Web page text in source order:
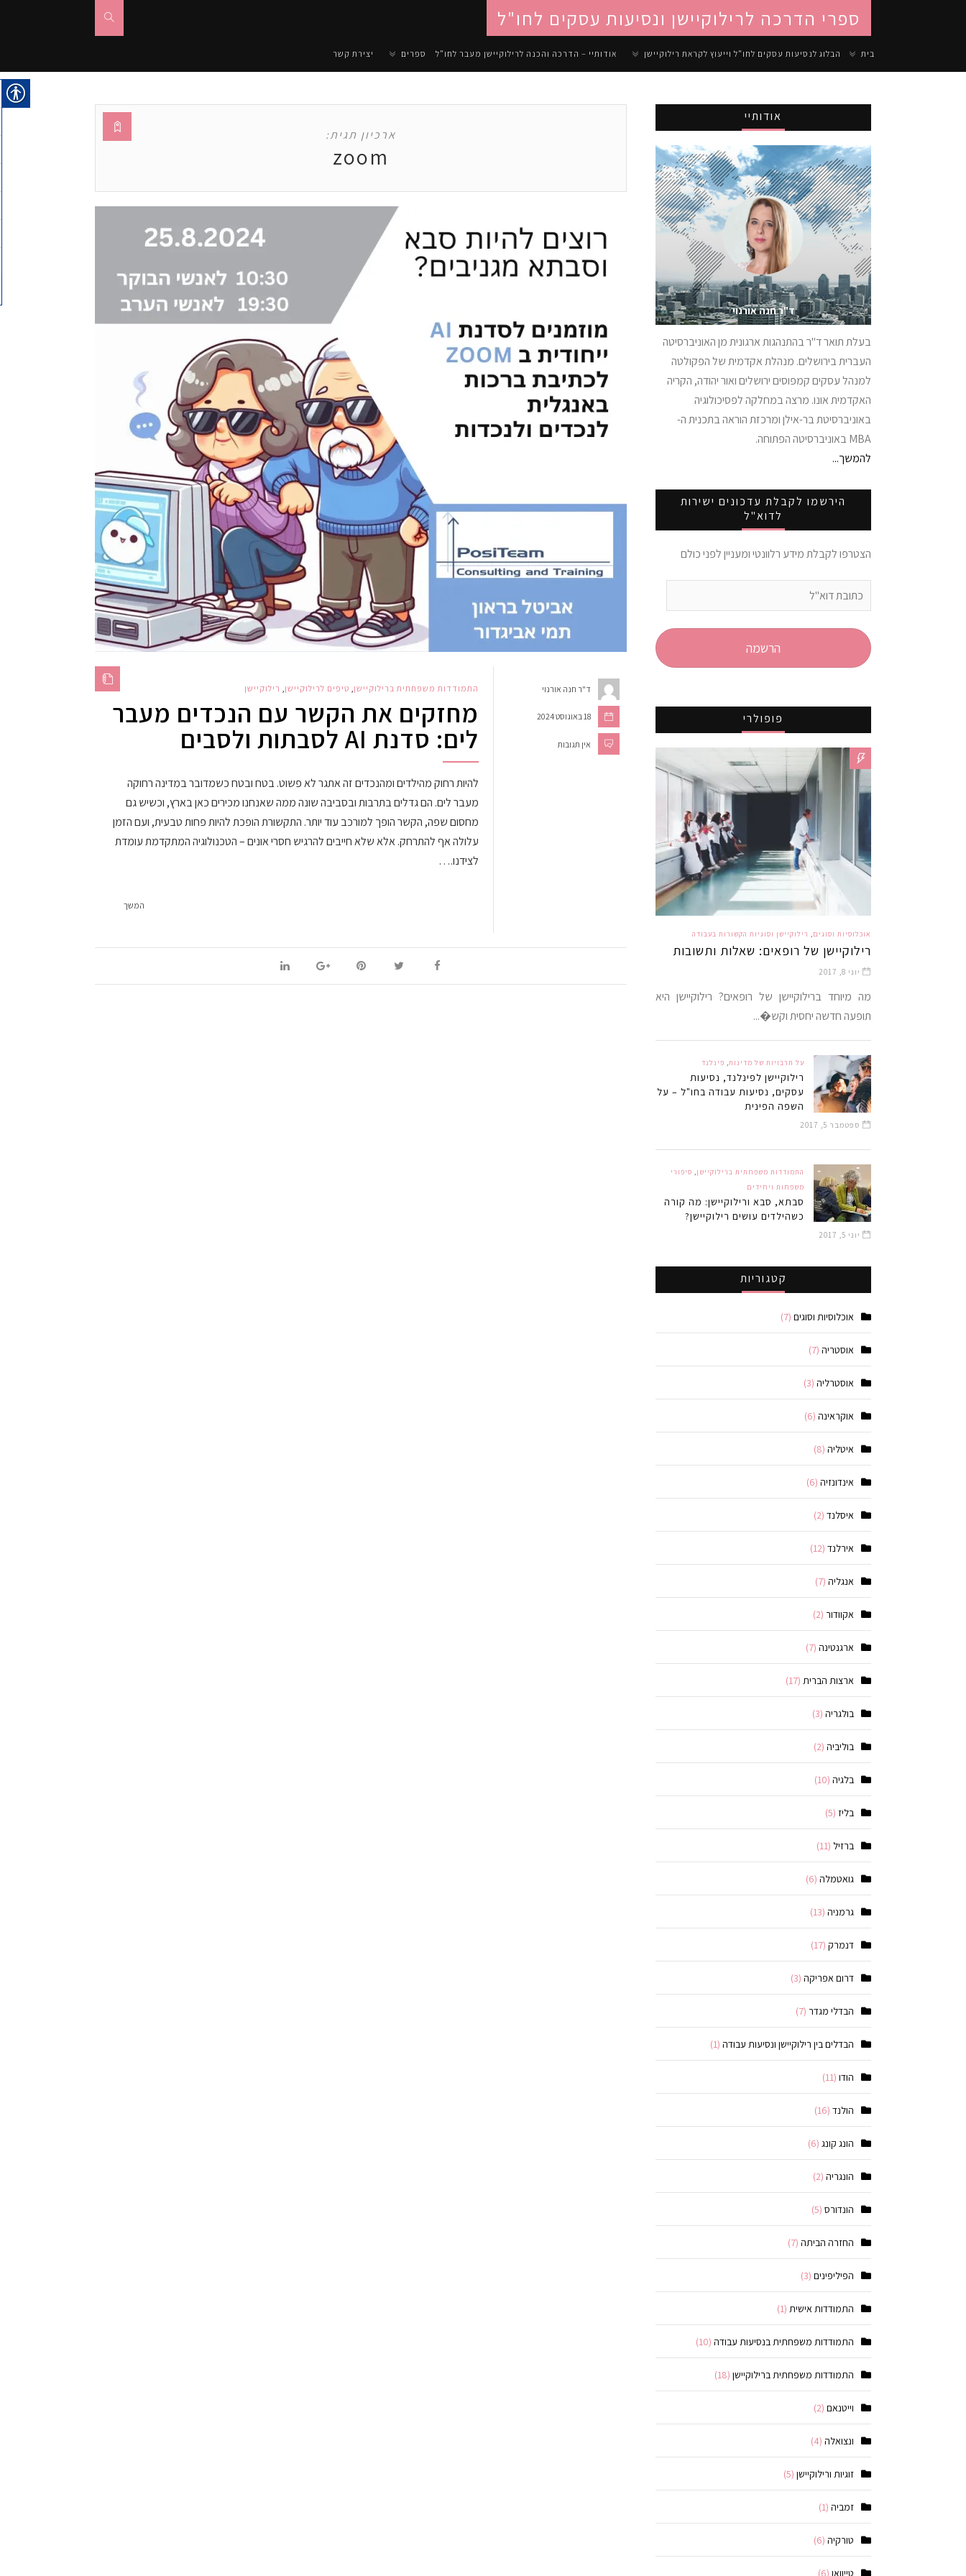
ספרי הדרכה לרילוקיישן ונסיעות עסקים לחו"ל
בית הבלוג לנסיעות עסקים לחו"ל וייעוץ לקראת רילוקיישן אודותיי – הדרכה והכנה לרילוקיישן מעבר לחו"ל ספרים יצירת קשר
ארכיון תגית:
zoom
ד"ר חנה אורנוי
18 באוגוסט 2024
אין תגובות
התמודדות משפחתית ברילוקיישן, טיפים לרילוקיישן, רילוקיישן
מחזקים את הקשר עם הנכדים מעבר
לים: סדנת AI לסבתות ולסבים
להיות רחוק מהילדים ומהנכדים זה אתגר לא פשוט. בטח ובטח כשמדובר במדינה רחוקה
מעבר לים. הם גדלים בתרבות ובסביבה שונה ממה שאנחנו מכירים כאן בארץ, וכשיש גם
מחסום שפה, הקשר הופך למורכב עוד יותר. התקשורת הופכת להיות פחות טבעית, ועם הזמן
עלולה אף להתרחק. אלא שלא חייבים להרגיש חסרי אונים – הטכנולוגיה המתקדמת עומדת
לצידנו.…
המשך
אודותיי
ד"ר חנה אורנוי
בעלת תואר ד"ר בהתנהגות ארגונית מן האוניברסיטה
העברית בירושלים. מנהלת אקדמית של הפקולטה
למנהל עסקים קמפוסים ירושלים ואור יהודה, הקריה
האקדמית אונו. מרצה במחלקה לפסיכולוגיה
באוניברסיטת בר-אילן ומרכזת הוראה בתכנית ה-
MBA באוניברסיטה הפתוחה.
להמשך...
הירשמו לקבלת עדכונים ישירות
לדוא"ל
הצטרפו לקבלת מידע רלוונטי ומעניין לפני כולם
הרשמה
פופולרי
אוכלוסיות וסוגים, רילוקיישן וסוגיות הקשורות בעבודה
רילוקיישן של רופאים: שאלות ותשובות
יוני 8, 2017
מה מיוחד ברילוקיישן של רופאים? רילוקיישן היא
תופעה חדשה יחסית וקש�...
על תרבויות של מדינות, פינלנד
רילוקיישן לפינלנד, נסיעות
עסקים, נסיעות עבודה בחו"ל – על
השפה הפינית
ספטמבר 5, 2017
התמודדות משפחתית ברילוקיישן, סיפורי
משפחות ויחידים
סבתא, סבא ורילוקיישן: מה קורה
כשהילדים עושים רילוקיישן?
יוני 5, 2017
קטגוריות
אוכלוסיות וסוגים (7)
אוסטריה (7)
אוסטרליה (3)
אוקראינה (6)
איטליה (8)
אינדונזיה (6)
איסלנד (2)
אירלנד (12)
אנגליה (7)
אקוודור (2)
ארגנטינה (7)
ארצות הברית (17)
בולגריה (3)
בוליביה (2)
בלגיה (10)
בליז (5)
ברזיל (11)
גואטמלה (6)
גרמניה (13)
דנמרק (17)
דרום אפריקה (3)
הבדלי מגדר (7)
הבדלים בין רילוקיישן ונסיעות עבודה (1)
הודו (11)
הולנד (16)
הונג קונג (6)
הונגריה (2)
הונדורס (5)
החזרה הביתה (7)
הפיליפינים (3)
התמודדות אישית (1)
התמודדות משפחתית בנסיעות עבודה (10)
התמודדות משפחתית ברילוקיישן (18)
וייטנאם (2)
ונצואלה (4)
זוגיות ורילוקיישן (5)
זמביה (1)
טורקיה (6)
טייוואן (6)